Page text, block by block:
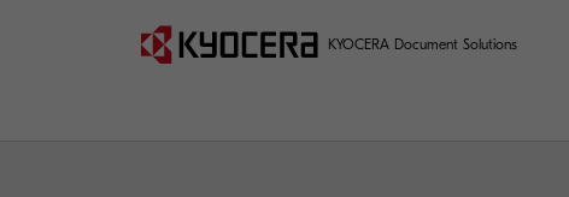
KYOCERA Document Solutions